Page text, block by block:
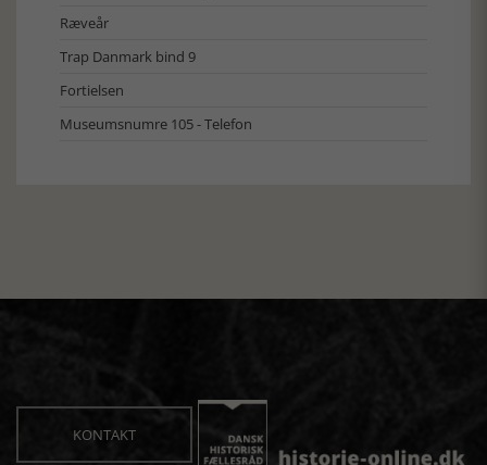
Ræveår
Trap Danmark bind 9
Fortielsen
Museumsnumre 105 - Telefon
KONTAKT